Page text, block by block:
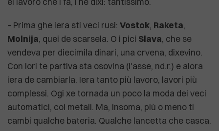
– Prima ghe iera sti veci rusi: Vostok, Raketa,
Molnija, quei de scarsela. O i pici Slava, che se
vendeva per diecimila dinari, una crvena, dixevino.
Con lori te partiva sta osovina (l'asse, nd.r.) e alora
iera de cambiarla. Iera tanto più lavoro, lavori più
complessi. Ogi xe tornada un poco la moda dei veci
automatici, coi metali. Ma, insoma, più o meno ti
cambi qualche bateria. Qualche lancetta che casca.